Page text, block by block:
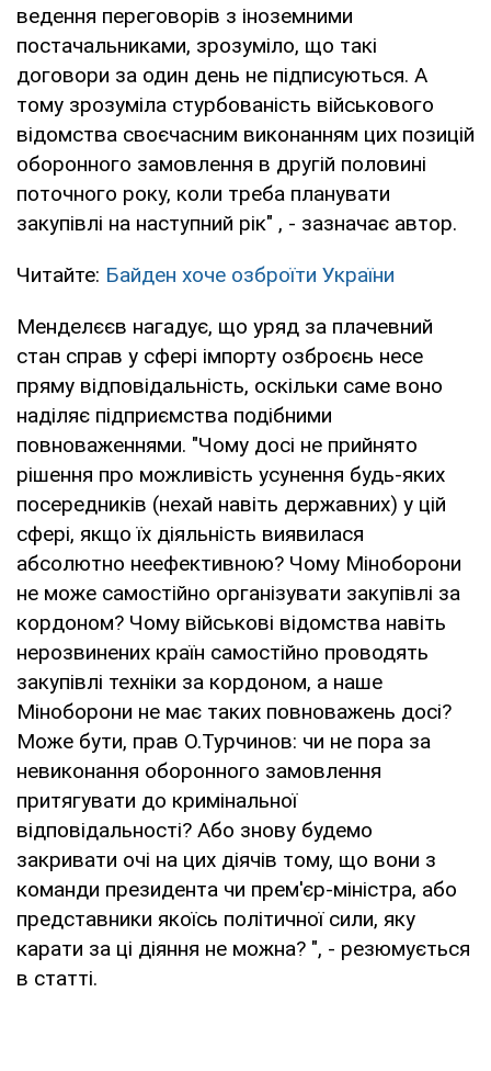
ведення переговорів з іноземними
постачальниками, зрозуміло, що такі
договори за один день не підписуються. А
тому зрозуміла стурбованість військового
відомства своєчасним виконанням цих позицій
оборонного замовлення в другій половині
поточного року, коли треба планувати
закупівлі на наступний рік" , - зазначає автор.
Читайте: Байден хоче озброїти України
Менделєєв нагадує, що уряд за плачевний
стан справ у сфері імпорту озброєнь несе
пряму відповідальність, оскільки саме воно
наділяє підприємства подібними
повноваженнями. "Чому досі не прийнято
рішення про можливість усунення будь-яких
посередників (нехай навіть державних) у цій
сфері, якщо їх діяльність виявилася
абсолютно неефективною? Чому Міноборони
не може самостійно організувати закупівлі за
кордоном? Чому військові відомства навіть
нерозвинених країн самостійно проводять
закупівлі техніки за кордоном, а наше
Міноборони не має таких повноважень досі?
Може бути, прав О.Турчинов: чи не пора за
невиконання оборонного замовлення
притягувати до кримінальної
відповідальності? Або знову будемо
закривати очі на цих діячів тому, що вони з
команди президента чи прем'єр-міністра, або
представники якоїсь політичної сили, яку
карати за ці діяння не можна? ", - резюмується
в статті.